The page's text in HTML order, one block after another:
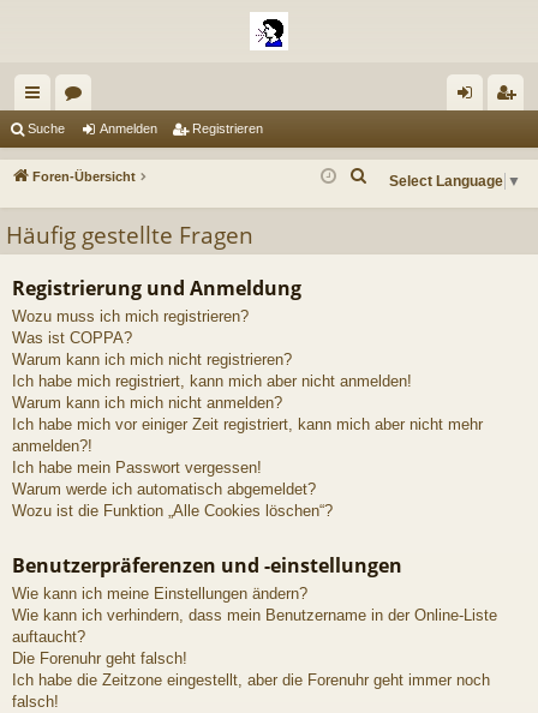
ch
ne
ug
en m ist
Suche Anmelden Registrieren
Foren-Übersicht Select Language ▼
h
Häufig gestellte Fragen
Registrierung und Anmeldung
Wozu muss ich mich registrieren?
Was ist COPPA?
Warum kann ich mich nicht registrieren?
Ich habe mich registriert, kann mich aber nicht anmelden!
Warum kann ich mich nicht anmelden?
Ich habe mich vor einiger Zeit registriert, kann mich aber nicht mehr
anmelden?!
Ich habe mein Passwort vergessen!
Warum werde ich automatisch abgemeldet?
Wozu ist die Funktion „Alle Cookies löschen“?
Benutzerpräferenzen und -einstellungen
Wie kann ich meine Einstellungen ändern?
Wie kann ich verhindern, dass mein Benutzername in der Online-Liste
auftaucht?
Die Forenuhr geht falsch!
Ich habe die Zeitzone eingestellt, aber die Forenuhr geht immer noch
falsch!